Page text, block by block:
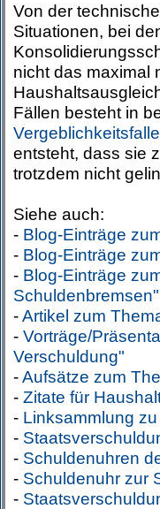
Von der
Situationen, bei
nicht das maximal
Fällen besteht in
Vergeblichkeitsfalle
entsteht, dass sie
trotzdem nicht
Siehe auch:
- Blog-Einträge
- Blog-Einträge
- Blog-Einträge
Schuldenbremsen"
-Artikel zum
- Vorträge/
Verschuldung"
-Aufsätze zum
- Zitate für
- Linksammlung
-
- Schuldenuhren
- Schuldenuhr zur
-